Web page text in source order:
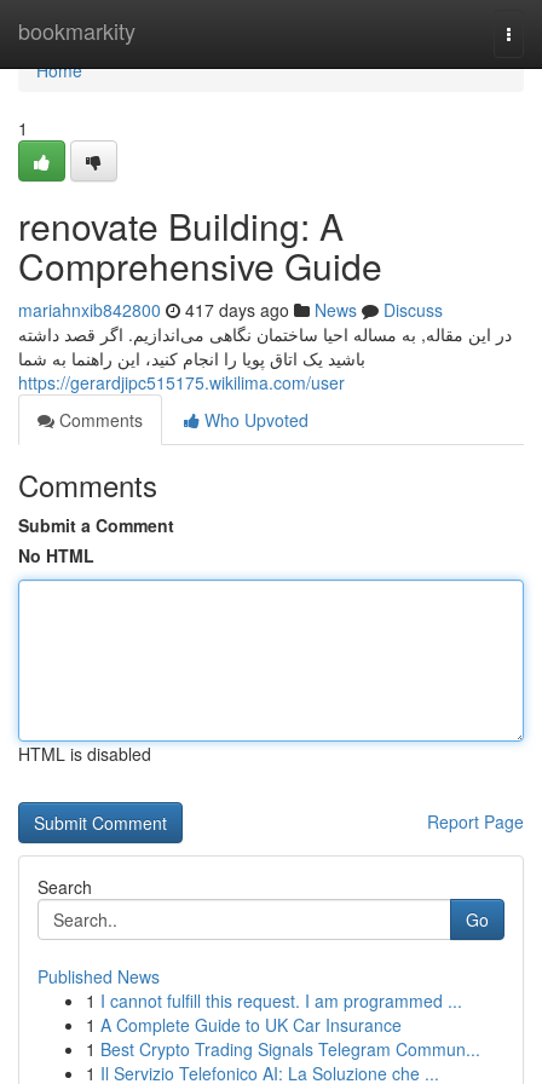
bookmarkity
Home
Home
1
renovate Building: A
Comprehensive Guide
mariahnxib842800 417 days ago News
Discuss
در این مقاله, به مساله احیا ساختمان نگاهی می‌اندازیم. اگر قصد داشته
باشید یک اتاق پویا را انجام کنید، این راهنما به شما
https://gerardjipc515175.wikilima.com/user
Comments
Who Upvoted
Comments
Submit a Comment
No HTML
HTML is disabled
Report Page
Search
Go
Published News
1 I cannot fulfill this request. I am programmed ...
1 A Complete Guide to UK Car Insurance
1 Best Crypto Trading Signals Telegram Commun...
1 Il Servizio Telefonico AI: La Soluzione che ...